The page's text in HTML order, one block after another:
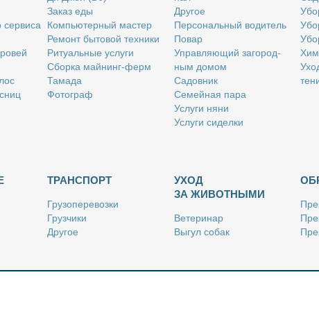
сер­ви­са
За­каз еды
Ком­пью­тер­ный ма­стер
Ре­монт бы­то­вой тех­ни­ки
Ри­ту­аль­ные услу­ги
Сбор­ка май­нинг-ферм
Та­ма­да
Фо­то­граф
Дру­гое
Пер­со­наль­ный во­ди­тель
По­вар
Управ­ля­ю­щий за­го­род­
ным до­мом
Са­дов­ник
Се­мей­ная па­ра
Услу­ги ня­ни
Услу­ги си­дел­ки
ТРАНСПОРТ
Гру­зо­пе­ре­воз­ки
Груз­чи­ки
Дру­гое
Так­си
УХОД
ЗА ЖИВОТНЫМИ
Ве­те­ри­нар
Вы­гул со­бак
Стриж­ка жи­вот­ных